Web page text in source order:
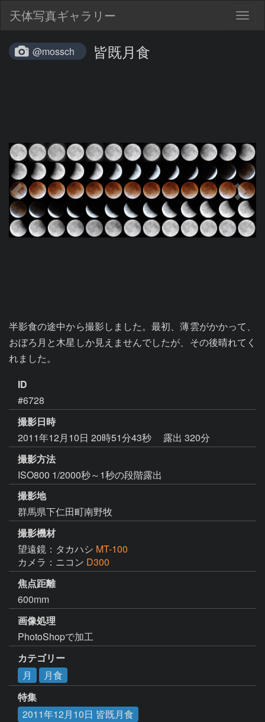
天体写真ギャラリー
@mossch 皆既月食
半影食の途中から撮影しました。最初、薄雲がかかって、
おぼろ月と木星しか見えませんでしたが、その後晴れてく
れました。
ID
#6728
撮影日時
2011年12月10日 20時51分43秒
露出 320分
撮影方法
ISO800 1/2000秒～1秒の段階露出
撮影地
群馬県下仁田町南野牧
撮影機材
望遠鏡：タカハシ MT-100
カメラ：ニコン D300
焦点距離
600mm
画像処理
PhotoShopで加工
カテゴリー
月
月食
特集
2011年12月10日 皆既月食